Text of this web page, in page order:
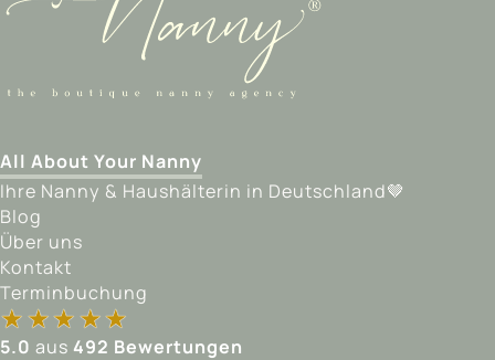
All About Your Nanny
Ihre Nanny & Haushälterin in Deutschland🤎
Blog
Über uns
Kontakt
Terminbuchung
★★★★★
★★★★★
5.0 aus 492 Bewertungen